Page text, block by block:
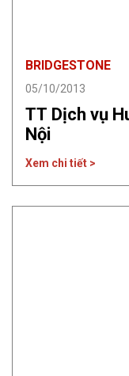
BRIDGESTONE
05/10/2013
TT Dịch vụ
Nội
Xem chi tiết >